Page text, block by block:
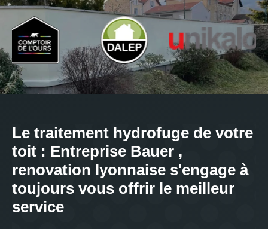
Le traitement hydrofuge de votre
toit : Entreprise Bauer ,
renovation lyonnaise s'engage à
toujours vous offrir le meilleur
service